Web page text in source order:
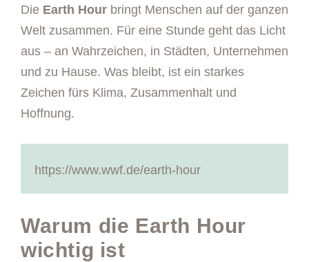
Die Earth Hour bringt Menschen auf der ganzen
Welt zusammen. Für eine Stunde geht das Licht
aus – an Wahrzeichen, in Städten, Unternehmen
und zu Hause. Was bleibt, ist ein starkes
Zeichen fürs Klima, Zusammenhalt und
Hoffnung.
https://www.wwf.de/earth-hour
Warum die Earth Hour
wichtig ist